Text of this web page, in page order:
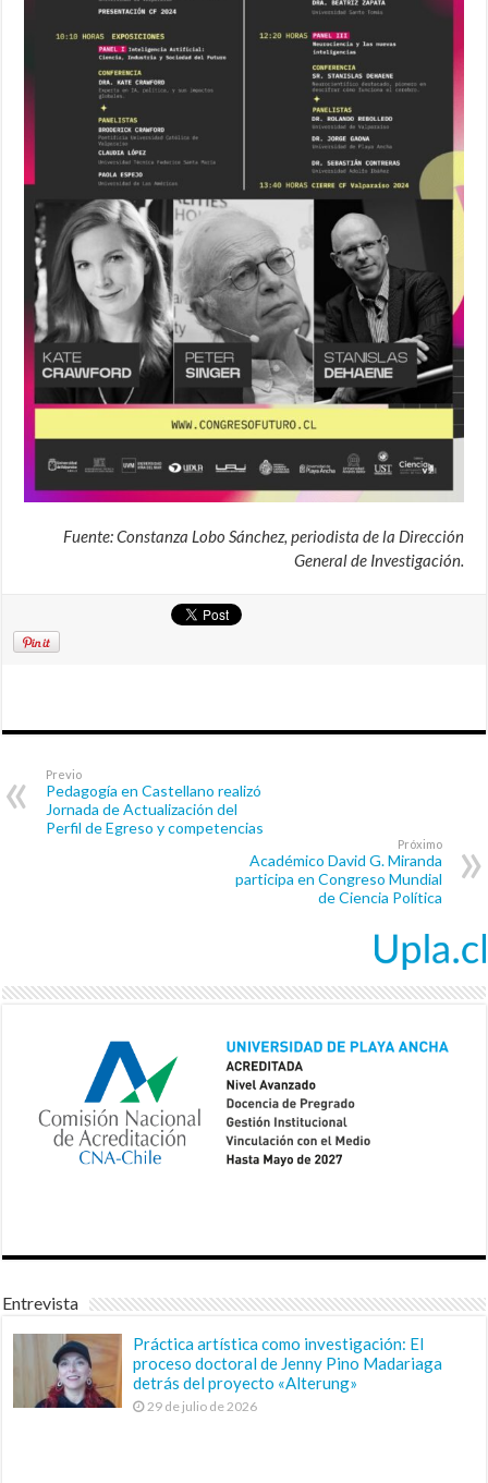
Fuente: Constanza Lobo Sánchez, periodista de la Dirección
General de Investigación.
Previo
Pedagogía en Castellano realizó
Jornada de Actualización del
Perfil de Egreso y competencias
Próximo
Académico David G. Miranda
participa en Congreso Mundial
de Ciencia Política
Entrevista
Práctica artística como investigación: El
proceso doctoral de Jenny Pino Madariaga
detrás del proyecto «Alterung»
29 de julio de 2026